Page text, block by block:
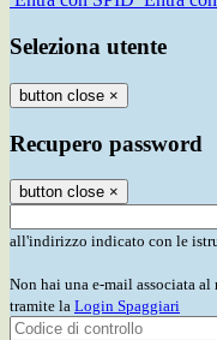
Seleziona utente
button close ×
Recupero password
button close ×
all'indirizzo indicato con le
Non hai una e-mail associata
tramite la Login Spaggiari